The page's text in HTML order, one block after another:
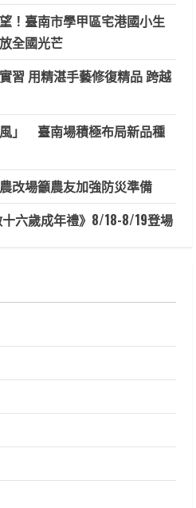
！臺南市學甲區宅港國小生
全國光芒
習 用精湛手藝修復精品 跨越
」 臺南場積極布局新品種
改場籲農友加強防災準備
六歲成年禮》8/18-8/19登場